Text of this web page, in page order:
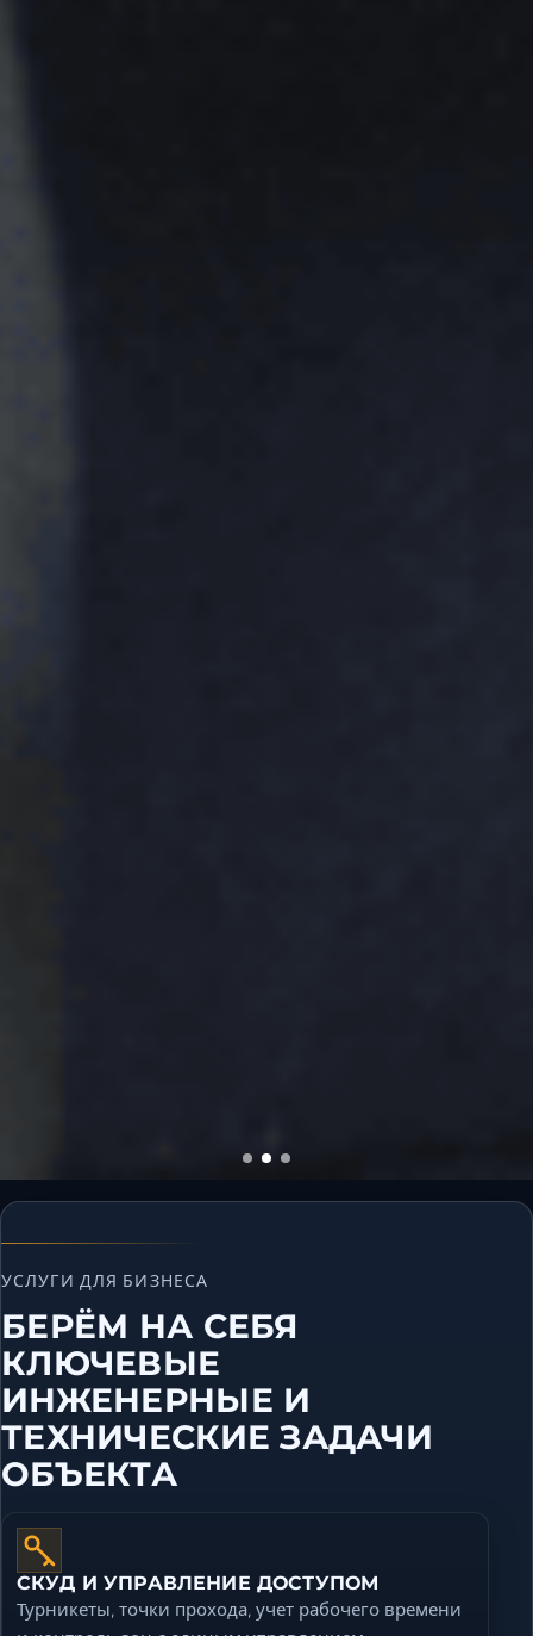
УСЛУГИ ДЛЯ БИЗНЕСА
БЕРЁМ НА СЕБЯ
КЛЮЧЕВЫЕ
ИНЖЕНЕРНЫЕ И
ТЕХНИЧЕСКИЕ ЗАДАЧИ
ОБЪЕКТА
СКУД И УПРАВЛЕНИЕ ДОСТУПОМ
Турникеты, точки прохода, учет рабочего времени